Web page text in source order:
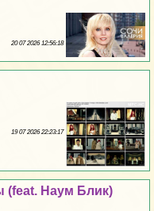
20 07 2026 12:56:18
19 07 2026 22:23:17
(feat. Наум Блик)